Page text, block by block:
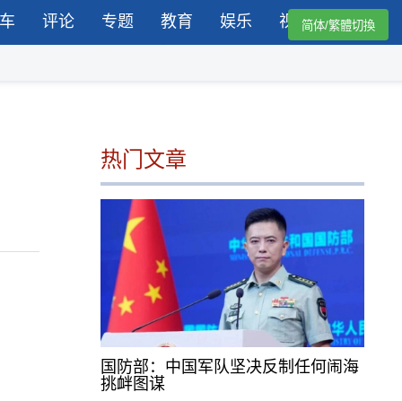
评论 专题 教育 娱乐 视频简体/繁體切換
热门文章
国防部：中国军队坚决反制任何闹海
挑衅图谋